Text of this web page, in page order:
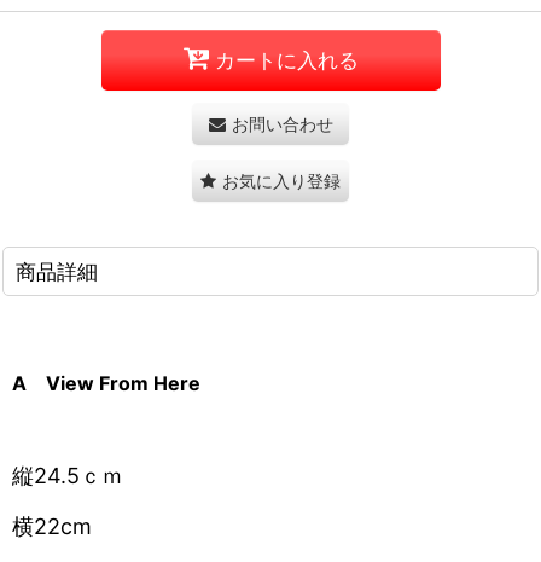
カートに入れる
お問い合わせ
お気に入り登録
商品詳細
A View From Here
縦24.5ｃｍ
横22cm